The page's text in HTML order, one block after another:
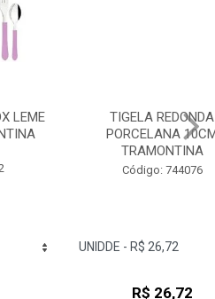
TIGELA REDONDA
PORCELANA 10CM
TRAMONTINA
Código: 744076
R$ 26,72